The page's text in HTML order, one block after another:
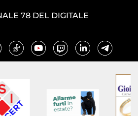
78 DEL DIGITALE